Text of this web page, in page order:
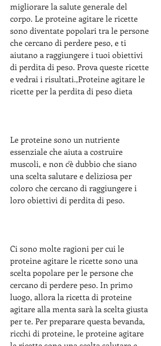
migliorare la salute generale del
corpo. Le proteine ​​agitare le ricette
sono diventate popolari tra le persone
che cercano di perdere peso, e ti
aiutano a raggiungere i tuoi obiettivi
di perdita di peso. Prova queste ricette
e vedrai i risultati.,Proteine agitare le
ricette per la perdita di peso dieta
Le proteine sono un nutriente
essenziale che aiuta a costruire
muscoli, e non c'è dubbio che siano
una scelta salutare e deliziosa per
coloro che cercano di raggiungere i
loro obiettivi di perdita di peso.
Ci sono molte ragioni per cui le
proteine ​​agitare le ricette sono una
scelta popolare per le persone che
cercano di perdere peso. In primo
luogo, allora la ricetta di proteine ​​
agitare alla menta sarà la scelta giusta
per te. Per preparare questa bevanda,
ricchi di proteine, le proteine ​​agitare